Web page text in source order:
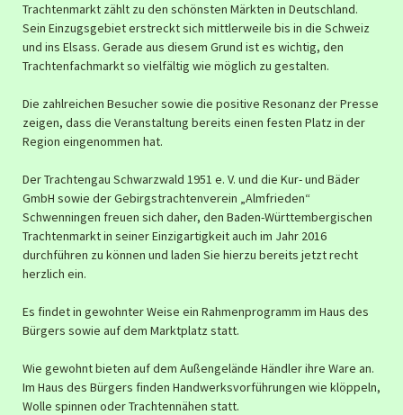
Trachtenmarkt zählt zu den schönsten Märkten in Deutschland.
Sein Einzugsgebiet erstreckt sich mittlerweile bis in die Schweiz
und ins Elsass. Gerade aus diesem Grund ist es wichtig, den
Trachtenfachmarkt so vielfältig wie möglich zu gestalten.
Die zahlreichen Besucher sowie die positive Resonanz der Presse
zeigen, dass die Veranstaltung bereits einen festen Platz in der
Region eingenommen hat.
Der Trachtengau Schwarzwald 1951 e. V. und die Kur- und Bäder
GmbH sowie der Gebirgstrachtenverein „Almfrieden“
Schwenningen freuen sich daher, den Baden-Württembergischen
Trachtenmarkt in seiner Einzigartigkeit auch im Jahr 2016
durchführen zu können und laden Sie hierzu bereits jetzt recht
herzlich ein.
Es findet in gewohnter Weise ein Rahmenprogramm im Haus des
Bürgers sowie auf dem Marktplatz statt.
Wie gewohnt bieten auf dem Außengelände Händler ihre Ware an.
Im Haus des Bürgers finden Handwerksvorführungen wie klöppeln,
Wolle spinnen oder Trachtennähen statt.